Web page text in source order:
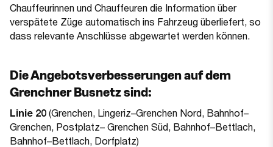
Chauffeurinnen und Chauffeuren die Information über
verspätete Züge automatisch ins Fahrzeug überliefert, so
dass relevante Anschlüsse abgewartet werden können.
Die Angebotsverbesserungen auf dem
Grenchner Busnetz sind:
Linie 20 (Grenchen, Lingeriz–Grenchen Nord, Bahnhof–
Grenchen, Postplatz– Grenchen Süd, Bahnhof–Bettlach,
Bahnhof–Bettlach, Dorfplatz)